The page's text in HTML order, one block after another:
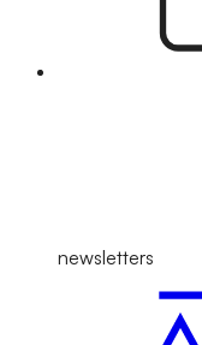
newsletters